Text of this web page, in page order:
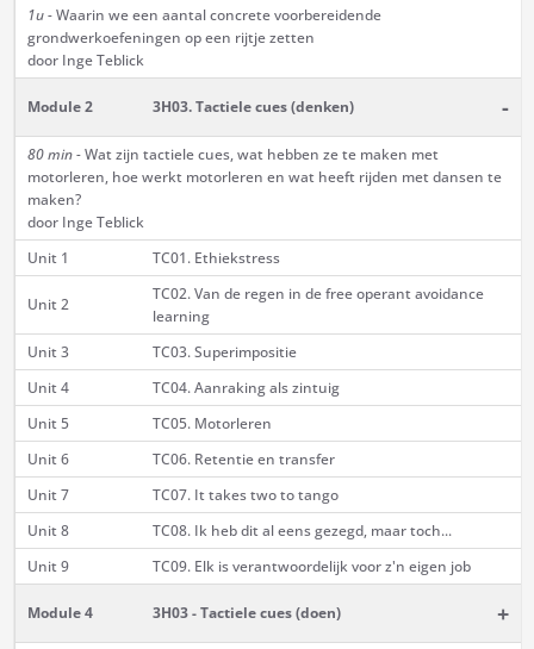
1u -Waarin we een aantal concrete voorbereidende
grondwerkoefeningen op een rijtje zetten
door Inge Teblick
Module 2 3H03. Tactiele cues (denken) -
80 min -Wat zijn tactiele cues, wat hebben ze te maken met
motorleren, hoe werkt motorleren en wat heeft rijden met dansen te
maken?
door Inge Teblick
Unit 1
TC01. Ethiekstress
Unit 2
TC02. Van de regen in de free operant avoidance
learning
Unit 3
TC03. Superimpositie
Unit 4
TC04. Aanraking als zintuig
Unit 5
TC05. Motorleren
Unit 6
TC06. Retentie en transfer
Unit 7
TC07. It takes two to tango
Unit 8
TC08. Ik heb dit al eens gezegd, maar toch...
Unit 9
TC09. Elk is verantwoordelijk voor z'n eigen job
Module 4 3H03 - Tactiele cues (doen) +